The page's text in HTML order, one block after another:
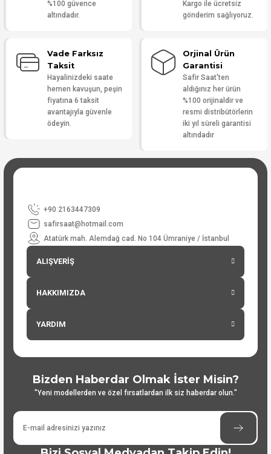
%100 güvence
altındadır.
Kargo ile ücretsiz
gönderim sağlıyoruz.
Vade Farksız
Taksit
Hayalinizdeki saate
hemen kavuşun, peşin
fiyatına 6 taksit
avantajıyla güvenle
ödeyin.
Orjinal Ürün
Garantisi
Safir Saat'ten
aldığınız her ürün
%100 orijinaldir ve
resmi distribütörlerin
iki yıl süreli garantisi
altındadır
+90 2163447309
safirsaat@hotmail.com
Atatürk mah. Alemdağ cad. No 104 Ümraniye / İstanbul
ALIŞVERİŞ
HAKKIMIZDA
YARDIM
Bizden Haberdar Olmak İster Misin?
"Yeni modellerden ve özel fırsatlardan ilk siz haberdar olun."